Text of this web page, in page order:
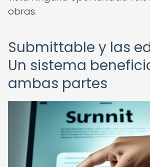
obras.
Submittable y las
Un sistema
ambas partes